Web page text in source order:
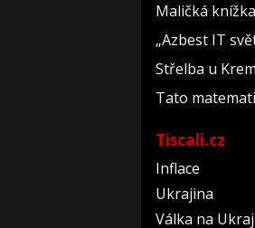
Maličká
„Azbest IT
Střelba u
Tato
Tiscali.cz
Inflace
Ukrajina
Válka na